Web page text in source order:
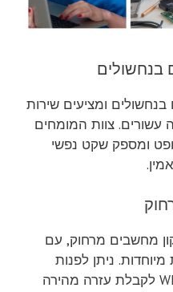
בנחשולים
ומציעים שירות
עשורים. צוות המומחים
ומספק שקט נפשי
מחשבים מרחוק, עם
והצעות מיוחדות. ניתן לפנות
אלינו בטלפון או דרך WhatsApp לקבלת עזרה מהירה